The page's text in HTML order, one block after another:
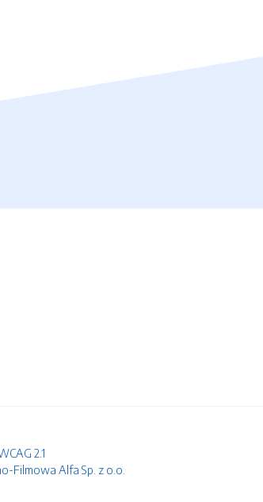
2.1
Filmowa Alfa Sp. z o.o.